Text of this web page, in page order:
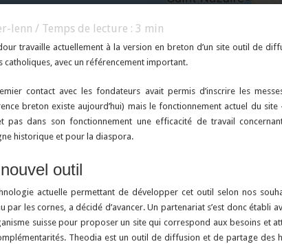
lenn / Temps de lecture : 3 min
travaille actuellement à la version en breton d’un site outil de
catholiques, avec un référencement important.
contact avec les fondateurs avait permis d’inscrire les
breton existe aujourd’hui) mais le fonctionnement actuel du
pas dans son fonctionnement une efficacité de travail
historique et pour la diaspora.
outil
actuelle permettant de développer cet outil selon nos
par les cornes, a décidé d’avancer. Un partenariat s’est donc établi
suisse pour proposer un site qui correspond aux besoins et
Theodia est un outil de diffusion et de partage des